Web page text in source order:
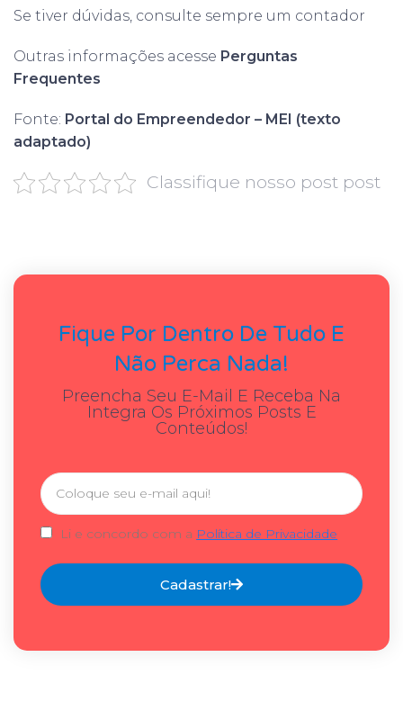
Se tiver dúvidas, consulte sempre um contador
Outras informações acesse Perguntas
Frequentes
Fonte: Portal do Empreendedor – MEI (texto
adaptado)
Classifique nosso post post
Fique Por Dentro De Tudo E
Não Perca Nada!
Preencha Seu E-Mail E Receba Na
Integra Os Próximos Posts E
Conteúdos!
Li e concordo com a Política de Privacidade
Cadastrar!